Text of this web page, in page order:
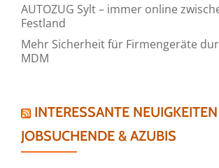
AUTOZUG Sylt – immer online
Festland
Mehr Sicherheit für Firmengeräte
MDM
INTERESSANTE
JOBSUCHENDE & AZUBIS